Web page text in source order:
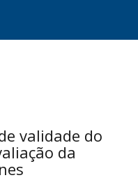
validade do
da